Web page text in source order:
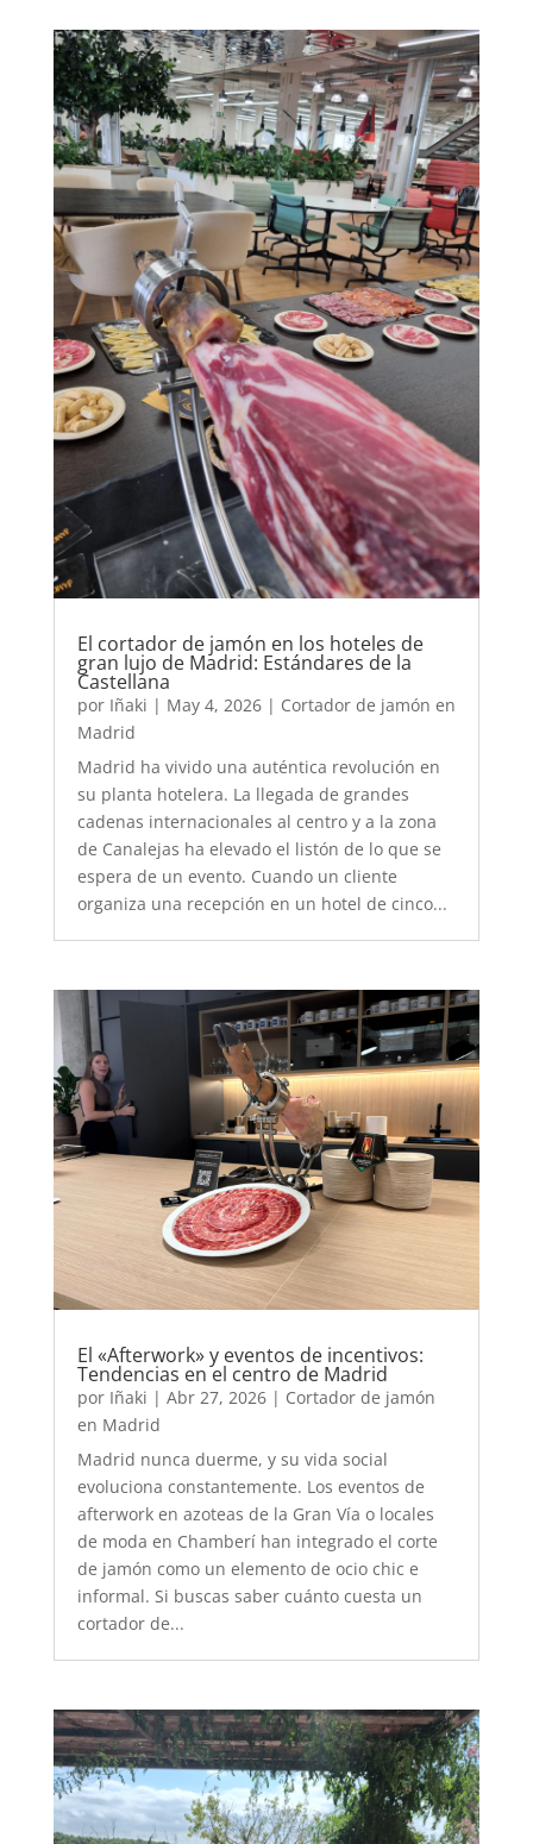
El cortador de jamón en los hoteles de
gran lujo de Madrid: Estándares de la
Castellana
por Iñaki | May 4, 2026| Cortador de jamón en
Madrid
Madrid ha vivido una auténtica revolución en
su planta hotelera. La llegada de grandes
cadenas internacionales al centro y a la zona
de Canalejas ha elevado el listón de lo que se
espera de un evento. Cuando un cliente
organiza una recepción en un hotel de cinco...
El «Afterwork» y eventos de incentivos:
Tendencias en el centro de Madrid
por Iñaki | Abr 27, 2026| Cortador de jamón
en Madrid
Madrid nunca duerme, y su vida social
evoluciona constantemente. Los eventos de
afterwork en azoteas de la Gran Vía o locales
de moda en Chamberí han integrado el corte
de jamón como un elemento de ocio chic e
informal. Si buscas saber cuánto cuesta un
cortador de...